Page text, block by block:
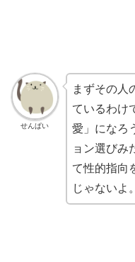
せんぱい
まずその人
ているわけ
愛」になろ
ョン選びみ
て性的指向
じゃないよ。